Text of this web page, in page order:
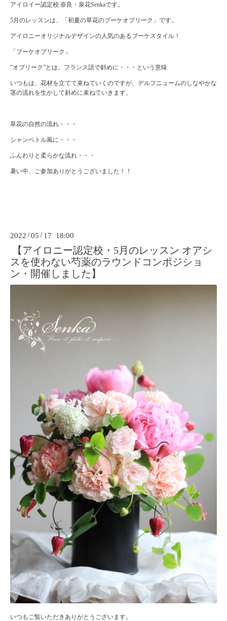
アイロイー認定校 奈良・泉花Senkaです。
5月のレッスンは、「初夏の草花のブーケオブリーク」です。
アイロニーオリジナルデザインの人気のあるブーケスタイル！
「ブーケオブリーク」
”オブリーク”とは、フランス語で斜めに・・・という意味
いつもは、花材を立てて束ねていくのですが、デルフニュームのしなやかな
茎の流れを生かして斜めに束ねていきます。
草花の自然の流れ・・・
シャンペトル風に・・・
ふんわりと柔らかな流れ・・・
暑い中、ご参加ありがとうございました！！
2022 /05 / 17 18:00
【アイロニー認定校・5月のレッスン オアシ
スを使わない芍薬のラウンドコンポジショ
ン・開催しました】
いつもご覧いただきありがとうございます。